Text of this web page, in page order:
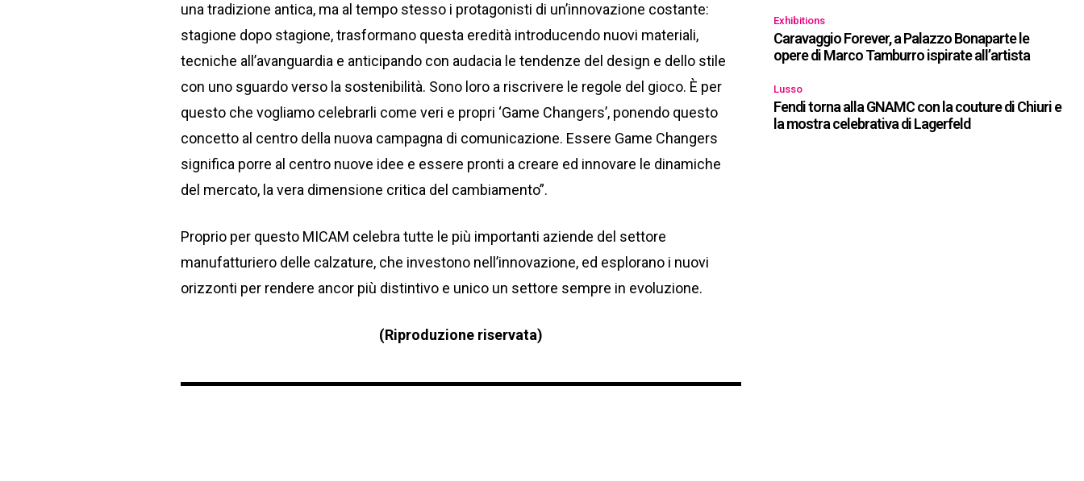
una tradizione antica, ma al tempo stesso i protagonisti di un’innovazione costante:
stagione dopo stagione, trasformano questa eredità introducendo nuovi materiali,
tecniche all’avanguardia e anticipando con audacia le tendenze del design e dello stile
con uno sguardo verso la sostenibilità. Sono loro a riscrivere le regole del gioco. È per
questo che vogliamo celebrarli come veri e propri ‘Game Changers’, ponendo questo
concetto al centro della nuova campagna di comunicazione. Essere Game Changers
significa porre al centro nuove idee e essere pronti a creare ed innovare le dinamiche
del mercato, la vera dimensione critica del cambiamento”.
Proprio per questo MICAM celebra tutte le più importanti aziende del settore
manufatturiero delle calzature, che investono nell’innovazione, ed esplorano i nuovi
orizzonti per rendere ancor più distintivo e unico un settore sempre in evoluzione.
(Riproduzione riservata)
Exhibitions
Caravaggio Forever, a Palazzo Bonaparte le
opere di Marco Tamburro ispirate all’artista
Lusso
Fendi torna alla GNAMC con la couture di Chiuri e
la mostra celebrativa di Lagerfeld